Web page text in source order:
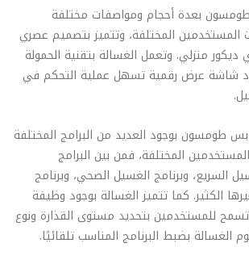
بعدة أحجام ومواصفات مختلفة
المستخدمين المختلفة، وتتميز بتصميم عصري
منزلي. وتعمل الغسالة بتقنية الحمولة
شاشة عرض رقمية تسهل عملية التحكم في
طومسون بوجود العديد من البرامج المختلفة
المختلفة، فمن بين البرامج
السريع، وبرنامج الغسيل الصحي، وبرنامج
الكثير. كما تتميز الغسالة بوجود وظيفة
للمستخدمين بتحديد مستوى القذارة ونوع
الغسالة بضبط البرنامج المناسب تلقائيًا.